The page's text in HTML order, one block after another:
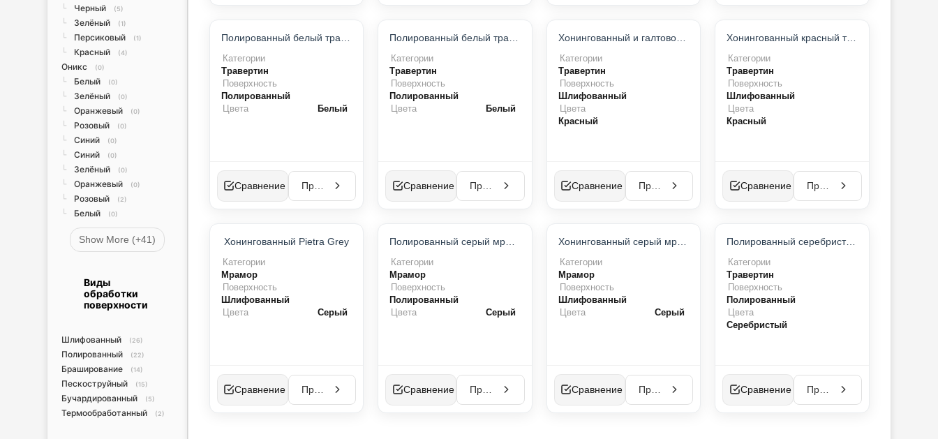
└ Черный (5)
└ Зелёный (1)
└ Персиковый (1)
└ Красный (4)
Оникс (0)
└ Белый (0)
└ Зелёный (0)
└ Оранжевый (0)
└ Розовый (0)
└ Синий (0)
└ Синий (0)
└ Зелёный (0)
└ Оранжевый (0)
└ Розовый (2)
└ Белый (0)
Show More (+41)
Виды
обработки
поверхности
Шлифованный (26)
Полированный (22)
Браширование (14)
Пескоструйный (15)
Бучардированный (5)
Термообработанный (2)
ХИТ ПРОДАЖ
Категории
Травертин
Поверхность
Полированный
Цвета
Белый
Сравнение Просмотр
ХИТ ПРОДАЖ
Категории
Травертин
Поверхность
Полированный
Цвета
Белый
Сравнение
Хонингованный и галтовочный красный травертин
Категории
Травертин
Поверхность
Шлифованный
Цвета
Красный
Сравнение Просмотр
Хонингованный красный травертин
Категории
Травертин
Поверхность
Шлифованный
Цвета
Красный
Сравнение
ХИТ ПРОДАЖ
Хонингованный Pietra Grey
Категории
Мрамор
Поверхность
Шлифованный
Цвета
Серый
Сравнение Просмотр
НОВИНКА
Категории
Мрамор
Поверхность
Полированный
Цвета
Серый
Сравнение
Хонингованный серый мрамор
Категории
Мрамор
Поверхность
Шлифованный
Цвета
Серый
Сравнение Просмотр
ХИТ ПРОДАЖ
Полированный серебристый травертин
Категории
Травертин
Поверхность
Полированный
Цвета
Серебристый
Сравнение